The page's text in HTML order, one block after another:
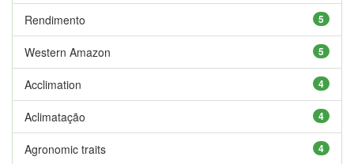
5
Rendimento
5
Western Amazon
4
Acclimation
4
Aclimatação
4
Agronomic traits